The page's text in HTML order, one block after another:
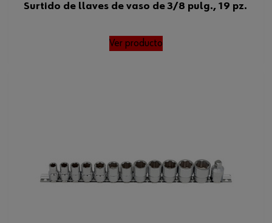
Surtido de llaves de vaso de 3/8 pulg., 19 pz.
Ver producto